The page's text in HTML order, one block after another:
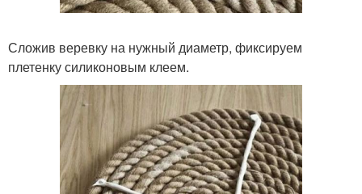
Сложив веревку на нужный диаметр, фиксируем
плетенку силиконовым клеем.